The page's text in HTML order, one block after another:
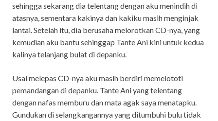
sehingga sekarang dia telentang dengan aku menindih di
atasnya, sementara kakinya dan kakiku masih menginjak
lantai. Setelah itu, dia berusaha melorotkan CD-nya, yang
kemudian aku bantu sehinggap Tante Ani kini untuk kedua
kalinya telanjang bulat di depanku.
Usai melepas CD-nya aku masih berdiri memelototi
pemandangan di depanku. Tante Ani yang telentang
dengan nafas memburu dan mata agak saya menatapku.
Gundukan di selangkangannya yang ditumbuhi bulu tidak